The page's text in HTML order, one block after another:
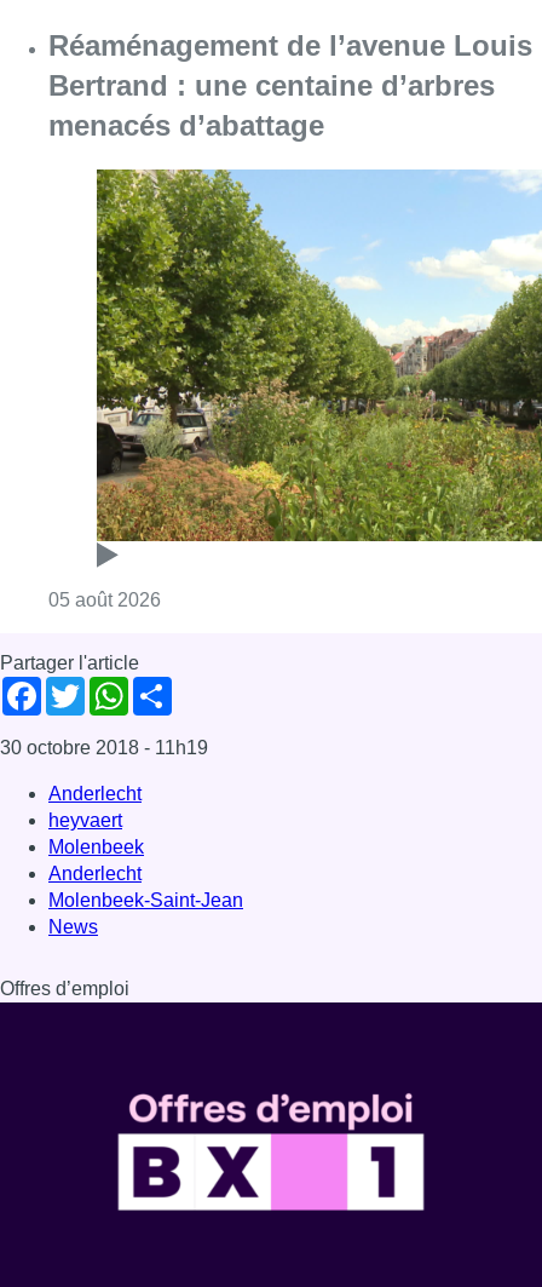
Réaménagement de l’avenue Louis
Bertrand : une centaine d’arbres
menacés d’abattage
05 août 2026
Partager l'article
Facebook
TwitterWhatsApp
30 octobre 2018 - 11h19
Anderlecht
heyvaert
Molenbeek
Anderlecht
Molenbeek-Saint-Jean
News
Offres d’emploi